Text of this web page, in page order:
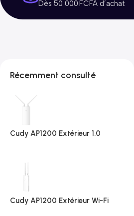
Dès 50 000 FCFA d’achat
Récemment consulté
Cudy AP1200 Extérieur 1.0
Cudy AP1200 Extérieur Wi-Fi